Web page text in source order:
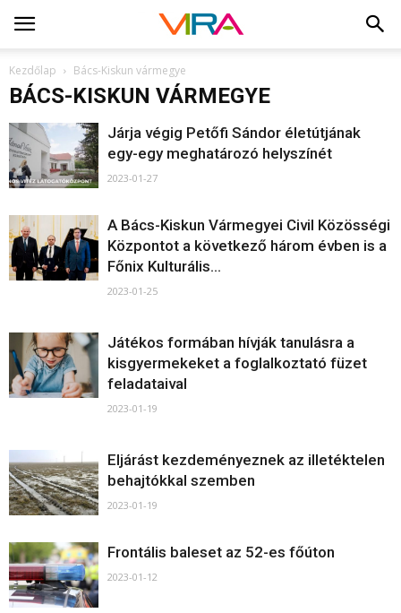
Kezdőlap Bács-Kiskun vármegye
BÁCS-KISKUN VÁRMEGYE
Járja végig Petőfi Sándor életútjának
egy-egy meghatározó helyszínét
2023-01-27
A Bács-Kiskun Vármegyei Civil Közösségi
Központot a következő három évben is a
Főnix Kulturális...
2023-01-25
Játékos formában hívják tanulásra a
kisgyermekeket a foglalkoztató füzet
feladataival
2023-01-19
Eljárást kezdeményeznek az illetéktelen
behajtókkal szemben
2023-01-19
Frontális baleset az 52-es főúton
2023-01-12